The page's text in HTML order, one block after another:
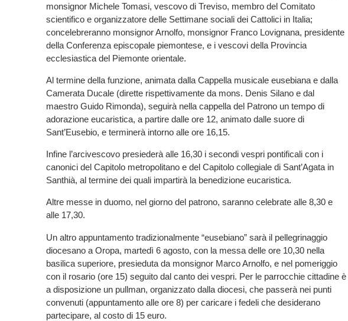
monsignor Michele Tomasi, vescovo di Treviso, membro del Comitato
scientifico e organizzatore delle Settimane sociali dei Cattolici in Italia;
concelebreranno monsignor Arnolfo, monsignor Franco Lovignana, presidente
della Conferenza episcopale piemontese, e i vescovi della Provincia
ecclesiastica del Piemonte orientale.
Al termine della funzione, animata dalla Cappella musicale eusebiana e dalla
Camerata Ducale (dirette rispettivamente da mons. Denis Silano e dal
maestro Guido Rimonda), seguirà nella cappella del Patrono un tempo di
adorazione eucaristica, a partire dalle ore 12, animato dalle suore di
Sant’Eusebio, e terminerà intorno alle ore 16,15.
Infine l’arcivescovo presiederà alle 16,30 i secondi vespri pontificali con i
canonici del Capitolo metropolitano e del Capitolo collegiale di Sant’Agata in
Santhià, al termine dei quali impartirà la benedizione eucaristica.
Altre messe in duomo, nel giorno del patrono, saranno celebrate alle 8,30 e
alle 17,30.
Un altro appuntamento tradizionalmente “eusebiano” sarà il pellegrinaggio
diocesano a Oropa, martedì 6 agosto, con la messa delle ore 10,30 nella
basilica superiore, presieduta da monsignor Marco Arnolfo, e nel pomeriggio
con il rosario (ore 15) seguito dal canto dei vespri. Per le parrocchie cittadine è
a disposizione un pullman, organizzato dalla diocesi, che passerà nei punti
convenuti (appuntamento alle ore 8) per caricare i fedeli che desiderano
partecipare, al costo di 15 euro.